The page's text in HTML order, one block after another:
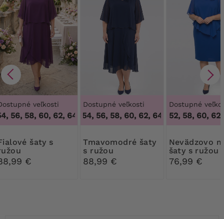
veľkosti
56, 58, 60, 62, 64, 50, 52, 54, 56, 58, 60, 62, 64
s
€
Dostupné veľkosti
50, 52, 54, 56, 58, 60, 62, 64, 50, 52, 54, 56,
Tmavomodré šaty
s ružou
88,99 €
Dostupné
52, 58, 60,
Nevädzovo modré
šaty s ružou
76,99 €